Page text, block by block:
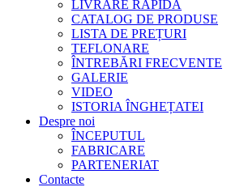
LIVRARE RAPIDĂ
CATALOG DE PRODUSE
LISTA DE PREȚURI
TEFLONARE
ÎNTREBĂRI FRECVENTE
GALERIE
VIDEO
ISTORIA ÎNGHEȚATEI
Despre noi
ÎNCEPUTUL
FABRICARE
PARTENERIAT
Contacte